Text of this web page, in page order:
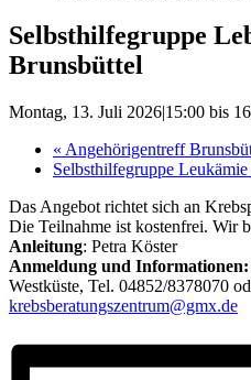
Selbsthilfegruppe
Brunsbüttel
Montag, 13. Juli 2026|15:00 bis
« Angehörigentreff
Selbsthilfegruppe
Das Angebot richtet sich an
Die Teilnahme ist kostenfrei. Wir
Anleitung: Petra Köster
Anmeldung und Informationen:
Westküste, Tel. 04852/8378070
krebsberatungszentrum@gmx.de